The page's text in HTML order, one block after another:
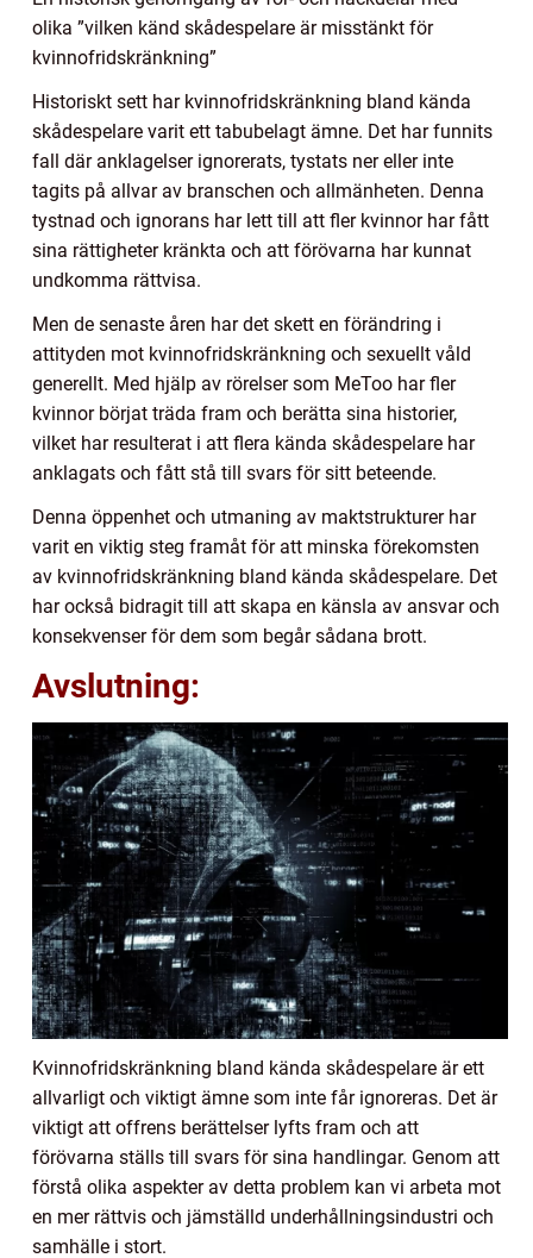
olika ”vilken känd skådespelare är misstänkt för
kvinnofridskränkning”
Historiskt sett har kvinnofridskränkning bland kända
skådespelare varit ett tabubelagt ämne. Det har funnits
fall där anklagelser ignorerats, tystats ner eller inte
tagits på allvar av branschen och allmänheten. Denna
tystnad och ignorans har lett till att fler kvinnor har fått
sina rättigheter kränkta och att förövarna har kunnat
undkomma rättvisa.
Men de senaste åren har det skett en förändring i
attityden mot kvinnofridskränkning och sexuellt våld
generellt. Med hjälp av rörelser som MeToo har fler
kvinnor börjat träda fram och berätta sina historier,
vilket har resulterat i att flera kända skådespelare har
anklagats och fått stå till svars för sitt beteende.
Denna öppenhet och utmaning av maktstrukturer har
varit en viktig steg framåt för att minska förekomsten
av kvinnofridskränkning bland kända skådespelare. Det
har också bidragit till att skapa en känsla av ansvar och
konsekvenser för dem som begår sådana brott.
Avslutning:
Kvinnofridskränkning bland kända skådespelare är ett
allvarligt och viktigt ämne som inte får ignoreras. Det är
viktigt att offrens berättelser lyfts fram och att
förövarna ställs till svars för sina handlingar. Genom att
förstå olika aspekter av detta problem kan vi arbeta mot
en mer rättvis och jämställd underhållningsindustri och
samhälle i stort.